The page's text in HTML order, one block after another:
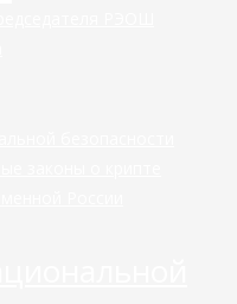
РЭОШ
России